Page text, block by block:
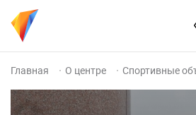
Главная О центре Спортивные